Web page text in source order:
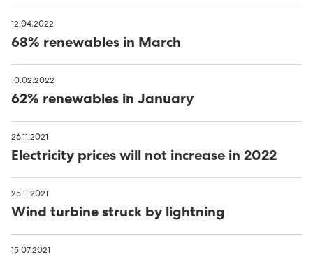
12.04.2022
68% renewables in March
10.02.2022
62% renewables in January
26.11.2021
Electricity prices will not increase in 2022
25.11.2021
Wind turbine struck by lightning
15.07.2021